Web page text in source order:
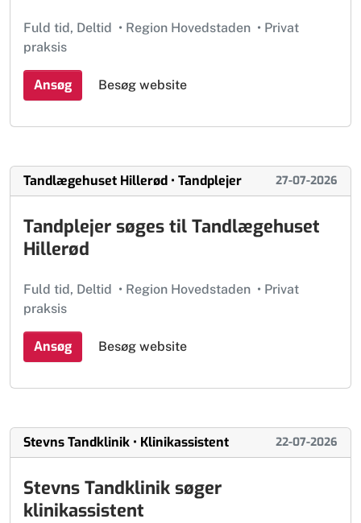
Fuld tid, Deltid • Region Hovedstaden • Privat
praksis
Ansøg Besøg website
Tandlægehuset Hillerød • Tandplejer 27-07-2026
Tandplejer søges til Tandlægehuset
Hillerød
Fuld tid, Deltid • Region Hovedstaden • Privat
praksis
Ansøg Besøg website
Stevns Tandklinik • Klinikassistent 22-07-2026
Stevns Tandklinik søger
klinikassistent